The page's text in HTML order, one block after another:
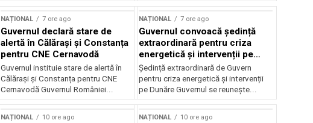
NAȚIONAL 7 ore ago
Guvernul declară stare de
alertă în Călărași și Constanța
pentru CNE Cernavodă
Guvernul instituie stare de alertă în
Călărași și Constanța pentru CNE
Cernavodă Guvernul României...
NAȚIONAL 7 ore ago
Guvernul convoacă ședință
extraordinară pentru criza
energetică și intervenții pe
Dunăre
Ședință extraordinară de Guvern
pentru criza energetică și intervenții
pe Dunăre Guvernul se reunește...
NAȚIONAL 10 ore ago NAȚIONAL 10 ore ago